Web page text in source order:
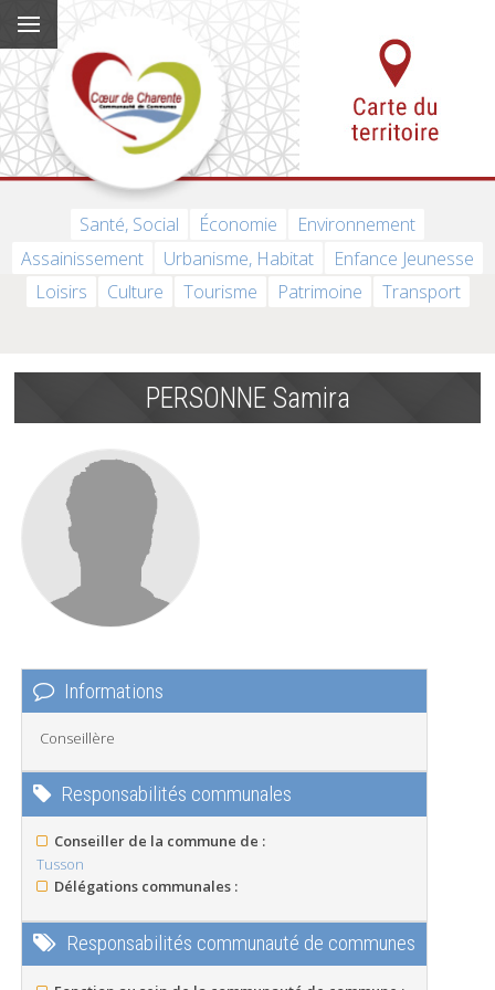
Santé, Social Économie
Environnement
Assainissement
Urbanisme, Habitat
Enfance Jeunesse
Loisirs
Culture Tourisme Patrimoine Transport
PERSONNE Samira
Informations
Conseillère
Responsabilités communales
Conseiller de la commune de :
Tusson
Délégations communales :
Responsabilités communauté de communes